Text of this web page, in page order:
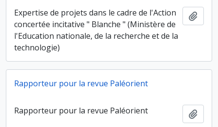
Expertise de projets dans le cadre de l'Action
concertée incitative " Blanche " (Ministère de
l'Education nationale, de la recherche et de la
technologie)
Rapporteur pour la revue Paléorient
Rapporteur pour la revue Paléorient